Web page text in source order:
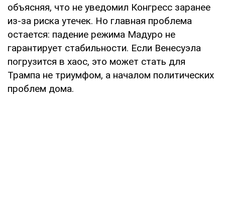
объясняя, что не уведомил Конгресс заранее
из-за риска утечек. Но главная проблема
остается: падение режима Мадуро не
гарантирует стабильности. Если Венесуэла
погрузится в хаос, это может стать для
Трампа не триумфом, а началом политических
проблем дома.